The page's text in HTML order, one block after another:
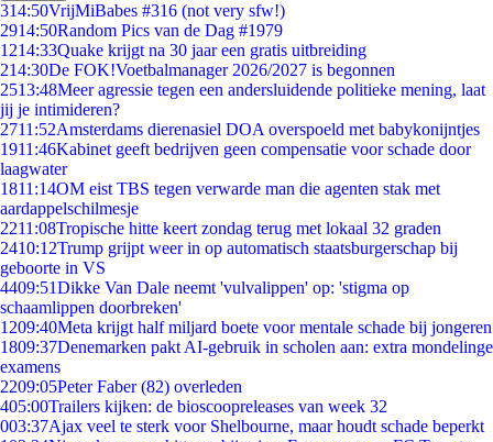
314:50VrijMiBabes #316 (not very sfw!)
2914:50Random Pics van de Dag #1979
1214:33Quake krijgt na 30 jaar een gratis uitbreiding
214:30De FOK!Voetbalmanager 2026/2027 is begonnen
2513:48Meer agressie tegen een andersluidende politieke mening, laat
jij je intimideren?
2711:52Amsterdams dierenasiel DOA overspoeld met babykonijntjes
1911:46Kabinet geeft bedrijven geen compensatie voor schade door
laagwater
1811:14OM eist TBS tegen verwarde man die agenten stak met
aardappelschilmesje
2211:08Tropische hitte keert zondag terug met lokaal 32 graden
2410:12Trump grijpt weer in op automatisch staatsburgerschap bij
geboorte in VS
4409:51Dikke Van Dale neemt 'vulvalippen' op: 'stigma op
schaamlippen doorbreken'
1209:40Meta krijgt half miljard boete voor mentale schade bij jongeren
1809:37Denemarken pakt AI-gebruik in scholen aan: extra mondelinge
examens
2209:05Peter Faber (82) overleden
405:00Trailers kijken: de bioscoopreleases van week 32
003:37Ajax veel te sterk voor Shelbourne, maar houdt schade beperkt